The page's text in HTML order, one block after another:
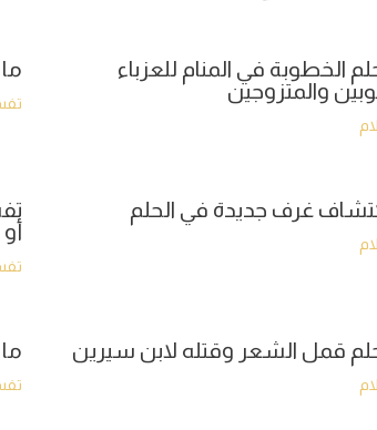
الخطوبة في المنام للعزباء
والمتزوجين
غرف جديدة في الحلم
قمل الشعر وقتله لابن سيرين